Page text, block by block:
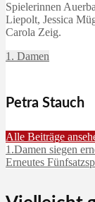
Spielerinnen
Liepolt, Jessica
Carola Zeig.
1. Damen
Petra Stauch
Alle Beiträge
1.Damen siegen
Erneutes